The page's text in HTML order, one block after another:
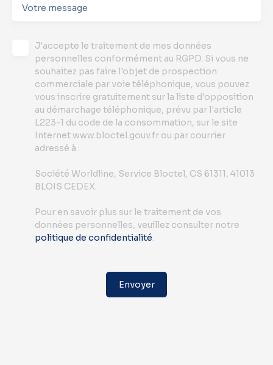
Votre message
J'accepte le traitement de mes données
personnelles conformément au RGPD. Si vous ne
souhaitez pas faire l'objet de prospection
commerciale par voie téléphonique, vous pouvez
vous inscrire gratuitement sur la liste d'opposition
au démarchage téléphonique, prévu par l'article
L223-1 du code de la consommation, sur le site
Internet www.bloctel.gouv.fr ou par courrier
adressé à :
Société Worldline, Service Bloctel, CS 61311, 41013
BLOIS CEDEX.
Pour en savoir plus sur le traitement de vos
données personnelles, veuillez consulter notre
politique de confidentialité.
Envoyer